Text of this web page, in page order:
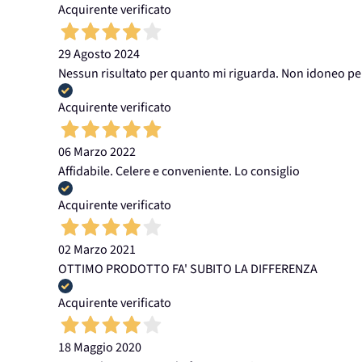
Acquirente verificato
29 Agosto 2024
Nessun risultato per quanto mi riguarda. Non idoneo
Acquirente verificato
06 Marzo 2022
Affidabile. Celere e conveniente. Lo consiglio
Acquirente verificato
02 Marzo 2021
OTTIMO PRODOTTO FA' SUBITO LA DIFFERENZA
Acquirente verificato
18 Maggio 2020